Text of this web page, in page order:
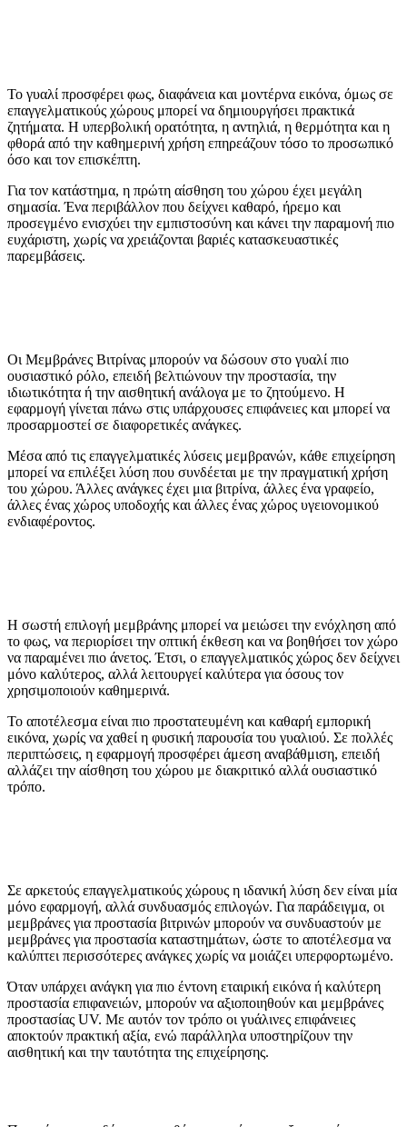
Το γυαλί προσφέρει φως, διαφάνεια και μοντέρνα εικόνα, όμως σε
επαγγελματικούς χώρους μπορεί να δημιουργήσει πρακτικά
ζητήματα. Η υπερβολική ορατότητα, η αντηλιά, η θερμότητα και η
φθορά από την καθημερινή χρήση επηρεάζουν τόσο το προσωπικό
όσο και τον επισκέπτη.
Για τον κατάστημα, η πρώτη αίσθηση του χώρου έχει μεγάλη
σημασία. Ένα περιβάλλον που δείχνει καθαρό, ήρεμο και
προσεγμένο ενισχύει την εμπιστοσύνη και κάνει την παραμονή πιο
ευχάριστη, χωρίς να χρειάζονται βαριές κατασκευαστικές
παρεμβάσεις.
Οι Μεμβράνες Βιτρίνας μπορούν να δώσουν στο γυαλί πιο
ουσιαστικό ρόλο, επειδή βελτιώνουν την προστασία, την
ιδιωτικότητα ή την αισθητική ανάλογα με το ζητούμενο. Η
εφαρμογή γίνεται πάνω στις υπάρχουσες επιφάνειες και μπορεί να
προσαρμοστεί σε διαφορετικές ανάγκες.
Μέσα από τις επαγγελματικές λύσεις μεμβρανών, κάθε επιχείρηση
μπορεί να επιλέξει λύση που συνδέεται με την πραγματική χρήση
του χώρου. Άλλες ανάγκες έχει μια βιτρίνα, άλλες ένα γραφείο,
άλλες ένας χώρος υποδοχής και άλλες ένας χώρος υγειονομικού
ενδιαφέροντος.
Η σωστή επιλογή μεμβράνης μπορεί να μειώσει την ενόχληση από
το φως, να περιορίσει την οπτική έκθεση και να βοηθήσει τον χώρο
να παραμένει πιο άνετος. Έτσι, ο επαγγελματικός χώρος δεν δείχνει
μόνο καλύτερος, αλλά λειτουργεί καλύτερα για όσους τον
χρησιμοποιούν καθημερινά.
Το αποτέλεσμα είναι πιο προστατευμένη και καθαρή εμπορική
εικόνα, χωρίς να χαθεί η φυσική παρουσία του γυαλιού. Σε πολλές
περιπτώσεις, η εφαρμογή προσφέρει άμεση αναβάθμιση, επειδή
αλλάζει την αίσθηση του χώρου με διακριτικό αλλά ουσιαστικό
τρόπο.
Σε αρκετούς επαγγελματικούς χώρους η ιδανική λύση δεν είναι μία
μόνο εφαρμογή, αλλά συνδυασμός επιλογών. Για παράδειγμα, οι
μεμβράνες για προστασία βιτρινών μπορούν να συνδυαστούν με
μεμβράνες για προστασία καταστημάτων, ώστε το αποτέλεσμα να
καλύπτει περισσότερες ανάγκες χωρίς να μοιάζει υπερφορτωμένο.
Όταν υπάρχει ανάγκη για πιο έντονη εταιρική εικόνα ή καλύτερη
προστασία επιφανειών, μπορούν να αξιοποιηθούν και μεμβράνες
προστασίας UV. Με αυτόν τον τρόπο οι γυάλινες επιφάνειες
αποκτούν πρακτική αξία, ενώ παράλληλα υποστηρίζουν την
αισθητική και την ταυτότητα της επιχείρησης.